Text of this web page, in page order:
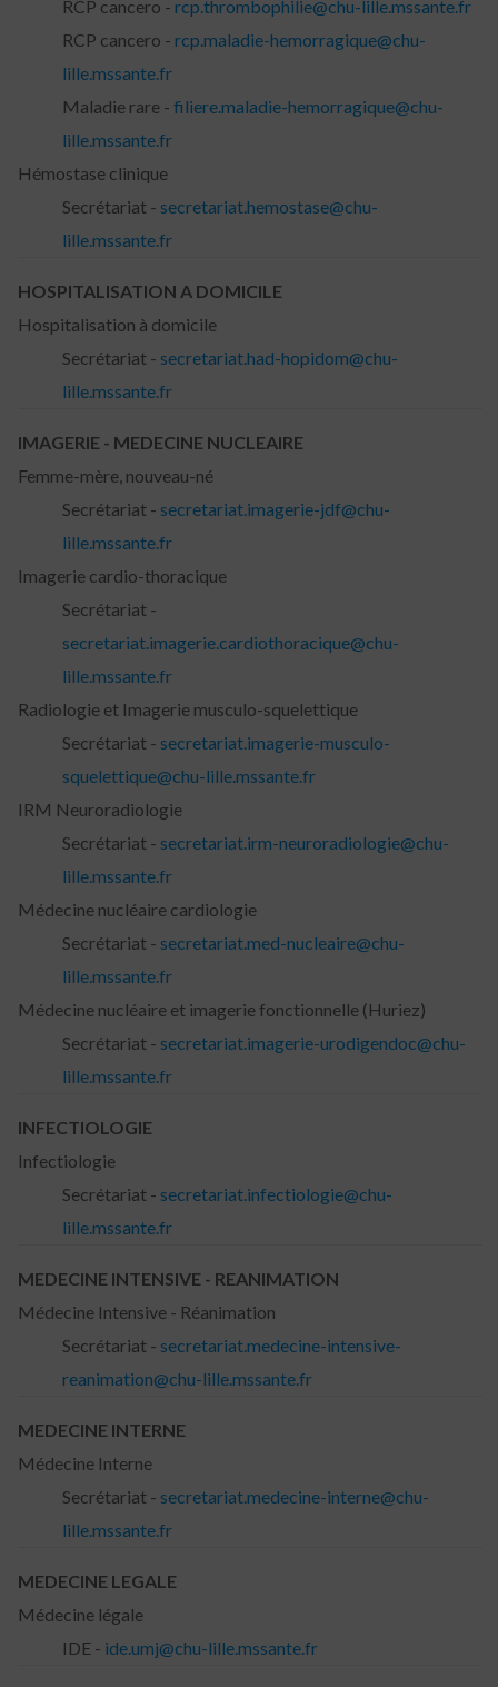
RCP cancero - rcp.thrombophilie@chu-lille.mssante.fr
RCP cancero - rcp.maladie-hemorragique@chu-
lille.mssante.fr
Maladie rare - filiere.maladie-hemorragique@chu-
lille.mssante.fr
Hémostase clinique
Secrétariat - secretariat.hemostase@chu-
lille.mssante.fr
HOSPITALISATION A DOMICILE
Hospitalisation à domicile
Secrétariat - secretariat.had-hopidom@chu-
lille.mssante.fr
IMAGERIE - MEDECINE NUCLEAIRE
Femme-mère, nouveau-né
Secrétariat - secretariat.imagerie-jdf@chu-
lille.mssante.fr
Imagerie cardio-thoracique
Secrétariat -
secretariat.imagerie.cardiothoracique@chu-
lille.mssante.fr
Radiologie et Imagerie musculo-squelettique
Secrétariat - secretariat.imagerie-musculo-
squelettique@chu-lille.mssante.fr
IRM Neuroradiologie
Secrétariat - secretariat.irm-neuroradiologie@chu-
lille.mssante.fr
Médecine nucléaire cardiologie
Secrétariat - secretariat.med-nucleaire@chu-
lille.mssante.fr
Médecine nucléaire et imagerie fonctionnelle (Huriez)
Secrétariat - secretariat.imagerie-urodigendoc@chu-
lille.mssante.fr
INFECTIOLOGIE
Infectiologie
Secrétariat - secretariat.infectiologie@chu-
lille.mssante.fr
MEDECINE INTENSIVE - REANIMATION
Médecine Intensive - Réanimation
Secrétariat - secretariat.medecine-intensive-
reanimation@chu-lille.mssante.fr
MEDECINE INTERNE
Médecine Interne
Secrétariat - secretariat.medecine-interne@chu-
lille.mssante.fr
MEDECINE LEGALE
Médecine légale
IDE - ide.umj@chu-lille.mssante.fr